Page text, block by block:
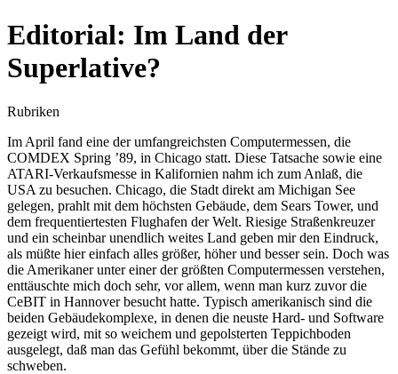
Editorial: Im Land der
Superlative?
Rubriken
Im April fand eine der umfangreichsten Computermessen, die
COMDEX Spring ’89, in Chicago statt. Diese Tatsache sowie eine
ATARI-Verkaufsmesse in Kalifornien nahm ich zum Anlaß, die
USA zu besuchen. Chicago, die Stadt direkt am Michigan See
gelegen, prahlt mit dem höchsten Gebäude, dem Sears Tower, und
dem frequentiertesten Flughafen der Welt. Riesige Straßenkreuzer
und ein scheinbar unendlich weites Land geben mir den Eindruck,
als müßte hier einfach alles größer, höher und besser sein. Doch was
die Amerikaner unter einer der größten Computermessen verstehen,
enttäuschte mich doch sehr, vor allem, wenn man kurz zuvor die
CeBIT in Hannover besucht hatte. Typisch amerikanisch sind die
beiden Gebäudekomplexe, in denen die neuste Hard- und Software
gezeigt wird, mit so weichem und gepolsterten Teppichboden
ausgelegt, daß man das Gefühl bekommt, über die Stände zu
schweben.